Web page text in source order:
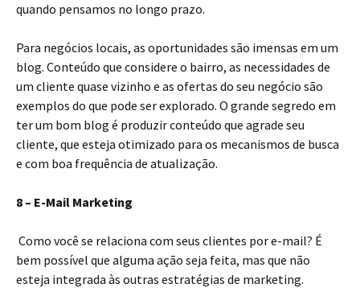
quando pensamos no longo prazo.
Para negócios locais, as oportunidades são imensas em um
blog. Conteúdo que considere o bairro, as necessidades de
um cliente quase vizinho e as ofertas do seu negócio são
exemplos do que pode ser explorado. O grande segredo em
ter um bom blog é produzir conteúdo que agrade seu
cliente, que esteja otimizado para os mecanismos de busca
e com boa frequência de atualização.
8 – E-Mail Marketing
Como você se relaciona com seus clientes por e-mail? É
bem possível que alguma ação seja feita, mas que não
esteja integrada às outras estratégias de marketing.